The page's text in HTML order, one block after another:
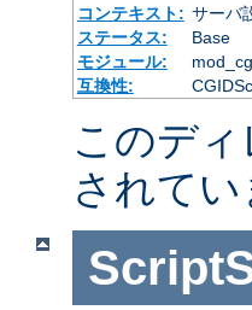
コンテキスト: サーバ
ステータス:
Base
モジュール:
互換性:
このデ
されて